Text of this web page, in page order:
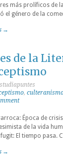
más prolíficos de
el género de la
→
de la
,
Época de
de la vida
El tiempo pasa.
→